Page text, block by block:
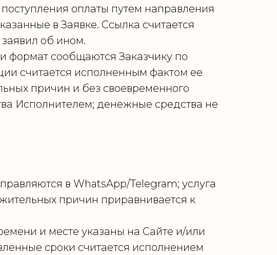
оплаты путем направления
в Заявке. Ссылка считается
об ином.
формат сообщаются Заказчику по
считается исполненным фактом ее
причин и без своевременного
Исполнителем; денежные средства не
в WhatsApp/Telegram; услуга
причин приравнивается к
и месте указаны на Сайте и/или
сроки считается исполнением